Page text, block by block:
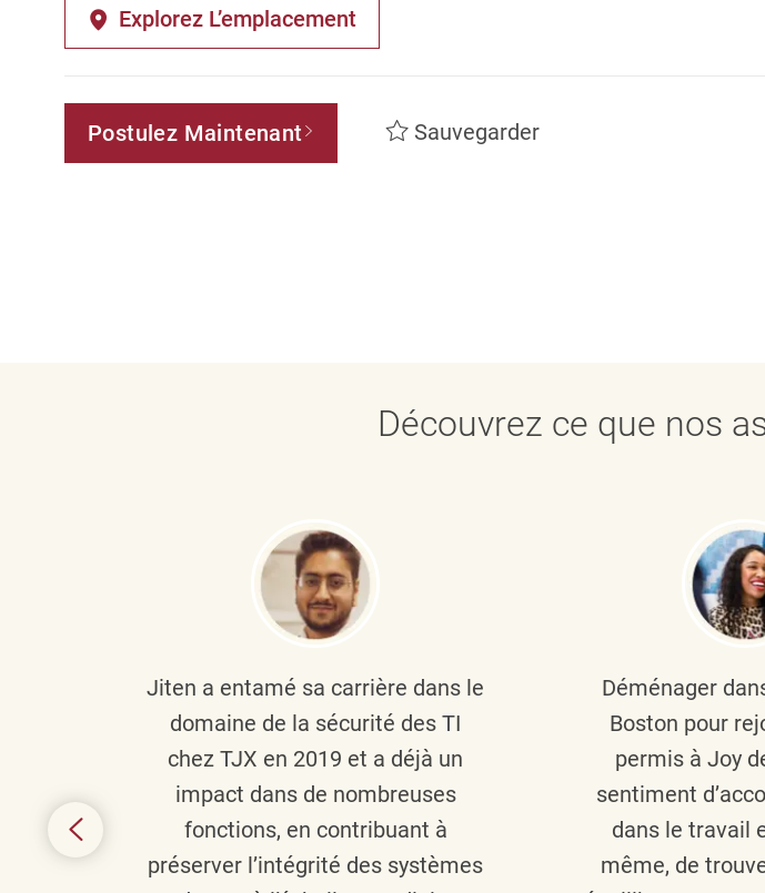
Explorez L’emplacement
Postulez Maintenant Sauvegarder
Découvrez ce que nos
Jiten a entamé sa carrière dans le
domaine de la sécurité des TI
chez TJX en 2019 et a déjà un
impact dans de nombreuses
fonctions, en contribuant à
préserver l’intégrité des systèmes
Déménager
Boston pour
permis à Joy
sentiment
dans le travail
même, de